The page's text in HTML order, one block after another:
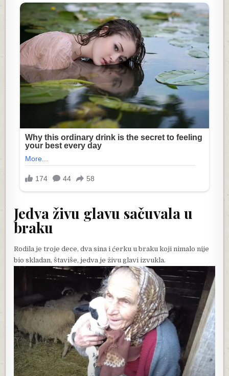
Jedva živu glavu sačuvala u
braku
Rodila je troje dece, dva sina i ćerku u braku koji nimalo nije
bio skladan, štaviše, jedva je živu glavi izvukla.